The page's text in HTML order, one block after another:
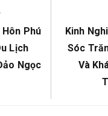
Hôn Phú
Lịch
Ngọc
Next
Post:
Kinh
Sóc
Và